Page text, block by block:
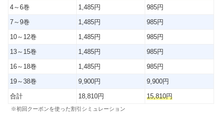
4～6巻
1,485円
985円
7～9巻
1,485円
985円
10～12巻
1,485円
985円
13～15巻
1,485円
985円
16～18巻
1,485円
985円
19～38巻
9,900円
9,900円
合計
18,810円 15,810円
※初回クーポンを使った割引シミュレーション